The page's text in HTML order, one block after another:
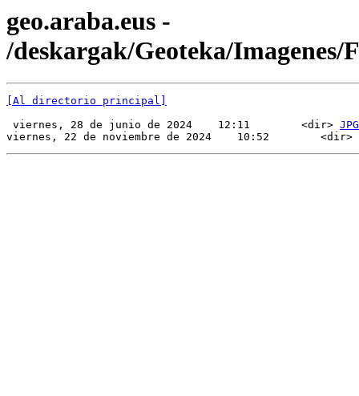
geo.araba.eus -
/deskargak/Geoteka/Imagenes/
[Al directorio principal]
viernes, 28 de junio de 2024    12:11        <dir> JPG
viernes, 22 de noviembre de 2024    10:52        <dir>